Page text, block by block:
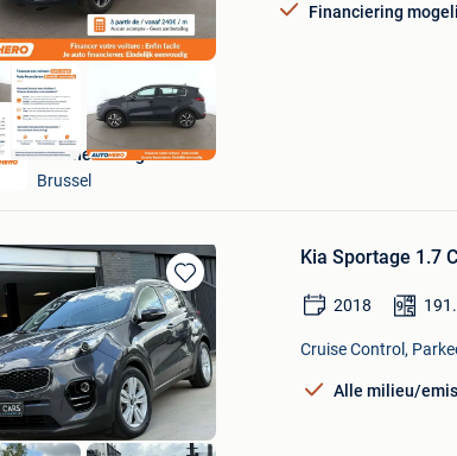
Financiering
Autohero België
Brussel
Bewaren
in
Mijn
Favorieten
Kia Sportage 1.7
2018
Cruise Control,
Alle milieu/